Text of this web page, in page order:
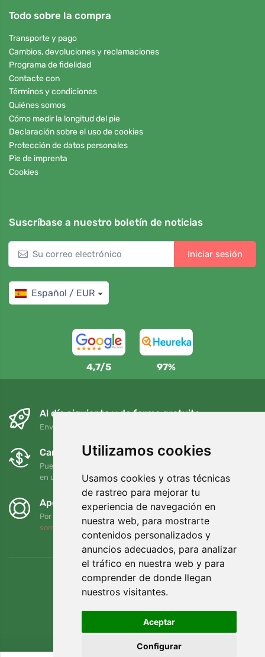
Utilizamos cookies
Usamos cookies y otras técnicas
de rastreo para mejorar tu
experiencia de navegación en
nuestra web, para mostrarte
contenidos personalizados y
anuncios adecuados, para analizar
el tráfico en nuestra web y para
comprender de donde llegan
nuestros visitantes.
Aceptar
Configurar
Todo sobre la compra
Transporte y pago
Cambios, devoluciones y reclamaciones
Programa de fidelidad
Contacte con
Términos y condiciones
Quiénes somos
Cómo medir la longitud del pie
Declaración sobre el uso de cookies
Protección de datos personales
Pie de imprenta
Cookies
Suscríbase a nuestro boletín de noticias
Iniciar sesión
Español / EUR
4,7/5 97%
Al día siguiente y de forma gratuita
Envío gratuito para pedidos superiores a 95 EUR
Cambios y devoluciones gratuitos
Puede devolver o cambiar su pedido en cualquier momento
en un plazo de 90 días
Apoyamos a Trees.org
Por cada pedido plantamos un árbol. Leer más
somos